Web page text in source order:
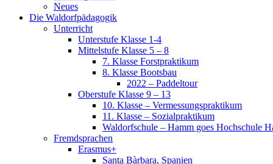
11. Klasse – Sozialpraktikum
Waldorfschule – Hamm goes Hochschule
Fremdsprachen
Erasmus+
Santa Bàrbara, Spanien
Projekt EcoLogical Challenge 2020-2023
Slowenien & Italien in Hamm
Deutschland, Hamm
Griechenland, Veria
Slowenien, Konijce
Sizilien, Catania, Gela
2022 – Spanien, L’Eliana
2020 – Frankreich, Collège Marracq in Bayonne
2018 – Frankreich, Collège Marracq in Bayonne
2017 – Israel